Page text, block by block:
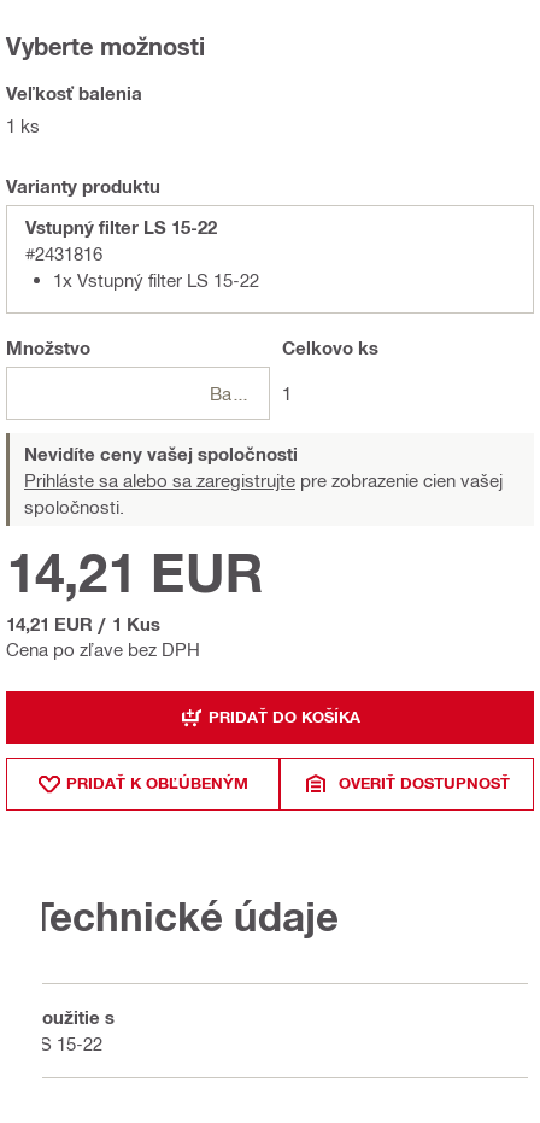
Vyberte možnosti
Veľkosť balenia
1 ks
Varianty produktu
Vstupný filter LS 15-22
#2431816
1x Vstupný filter LS 15-22
Množstvo Celkovo ks
1
Nevidíte ceny vašej spoločnosti
Prihláste sa alebo sa zaregistrujte pre zobrazenie cien vašej
spoločnosti.
Cena po zľave bez DPH
14,21 EUR
14,21 EUR / 1 Kus
PRIDAŤ DO KOŠÍKA
PRIDAŤ K OBĽÚBENÝM OVERIŤ DOSTUPNOSŤ
Technické údaje
Použitie s
LS 15-22